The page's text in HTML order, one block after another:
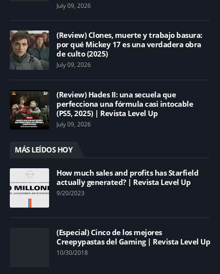
July 09, 2026
(Review) Clones, muerte y trabajo basura:
por qué Mickey 17 es una verdadera obra
de culto (2025)
July 09, 2026
(Review) Hades II: una secuela que
perfecciona una fórmula casi intocable
(PS5, 2025) | Revista Level Up
July 09, 2026
MÁS LEÍDOS HOY
How much sales and profits has Starfield
actually generated? | Revista Level Up
9/20/2023
(Especial) Cinco de los mejores
Creepypastas del Gaming | Revista Level Up
10/30/2018